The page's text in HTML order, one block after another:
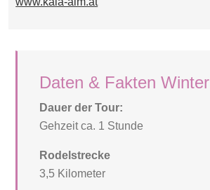
Daten & Fakten Winter
Dauer der Tour:
Gehzeit ca. 1 Stunde
Rodelstrecke
3,5 Kilometer